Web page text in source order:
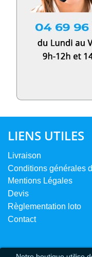
LIENS UTILES
Livraison
Conditions générales
Mentions Légales
Devis
Règlementation loto
Contact